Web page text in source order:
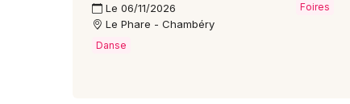
Le 06/11/2026
Le Phare - Chambéry
Danse
Foires